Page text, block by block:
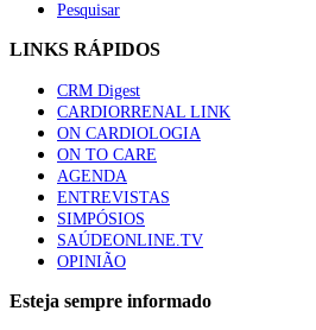
apresentavam níveis
Trodelvy aprovado para
mama triplo negativo
elegíveis para inibidores
61 visualizações
MAIS NOTÍCIAS
Pesquisar
LINKS RÁPIDOS
CRM Digest
CARDIORRENAL LINK
ON CARDIOLOGIA
ON TO CARE
AGENDA
ENTREVISTAS
SIMPÓSIOS
SAÚDEONLINE.TV
OPINIÃO
Esteja sempre informado